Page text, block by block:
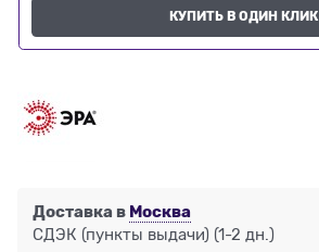
КУПИТЬ В ОДИН КЛИК
Доставка в Москва
СДЭК (пункты выдачи) (1-2 дн.)